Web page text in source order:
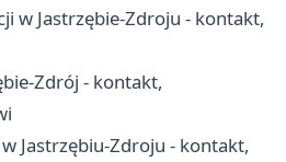
w Jastrzębie-Zdroju - kontakt,
Zdrój - kontakt,
Jastrzębiu-Zdroju - kontakt,